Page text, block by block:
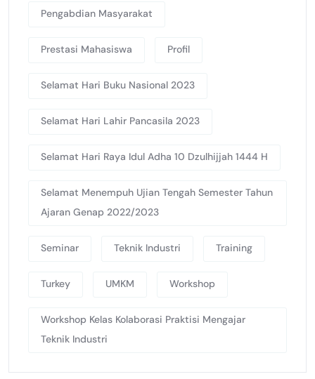
Pengabdian Masyarakat
Prestasi Mahasiswa Profil
Selamat Hari Buku Nasional 2023
Selamat Hari Lahir Pancasila 2023
Selamat Hari Raya Idul Adha 10 Dzulhijjah 1444 H
Selamat Menempuh Ujian Tengah Semester Tahun
Ajaran Genap 2022/2023
Seminar Teknik Industri Training
Turkey UMKM Workshop
Workshop Kelas Kolaborasi Praktisi Mengajar
Teknik Industri